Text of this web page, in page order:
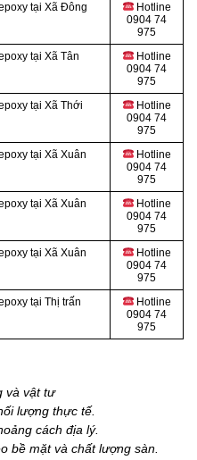
tại Xã Đông
Hotline
0904 74
975
tại Xã Tân
Hotline
0904 74
975
tại Xã Thới
Hotline
0904 74
975
tại Xã Xuân
Hotline
0904 74
975
tại Xã Xuân
Hotline
0904 74
975
tại Xã Xuân
Hotline
0904 74
975
tại Thị trấn
Hotline
0904 74
975
và vật tư
lượng thực tế.
cách địa lý.
bề mặt và chất lượng sàn.